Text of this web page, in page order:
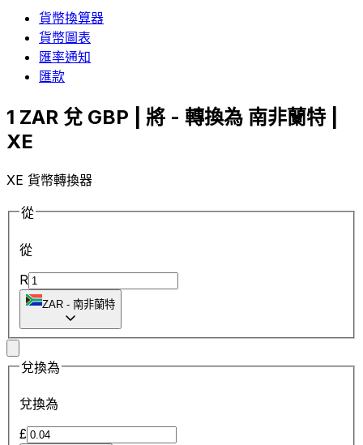
貨幣換算器
貨幣圖表
匯率通知
匯款
1 ZAR 兌 GBP | 將 - 轉換為 南非蘭特 |
XE
XE 貨幣轉換器
從
從
R
ZAR - 南非蘭特
兌換為
兌換為
£